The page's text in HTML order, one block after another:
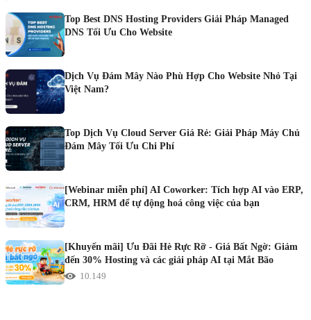
Top Best DNS Hosting Providers Giải Pháp Managed
DNS Tối Ưu Cho Website
Dịch Vụ Đám Mây Nào Phù Hợp Cho Website Nhỏ Tại
Việt Nam?
Top Dịch Vụ Cloud Server Giá Rẻ: Giải Pháp Máy Chủ
Đám Mây Tối Ưu Chi Phí
[Webinar miễn phí] AI Coworker: Tích hợp AI vào ERP,
CRM, HRM để tự động hoá công việc của bạn
[Khuyến mãi] Ưu Đãi Hè Rực Rỡ - Giá Bất Ngờ: Giảm
đến 30% Hosting và các giải pháp AI tại Mắt Bão
10.149